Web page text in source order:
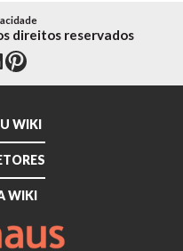
Pinterest
direitos reservados
WIKI
WIKI